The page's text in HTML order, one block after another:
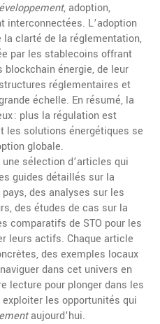
, adoption,
L’adoption
clarté de la réglementation,
par les stablecoins offrant
énergie, de leur
réglementaires et
échelle. En résumé, la
: plus la régulation est
les solutions énergétiques se
globale.
sélection d’articles qui
guides détaillés sur la
des analyses sur les
des études de cas sur la
comparatifs de STO pour les
leurs actifs. Chaque article
des exemples locaux
dans cet univers en
lecture pour plonger dans les
les opportunités qui
aujourd’hui.